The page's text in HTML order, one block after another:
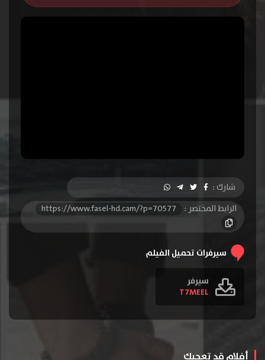
شارك :
الرابط المختصر :
https://www.fasel-hd.cam/?p=70577
سيرفرات تحميل الفيلم
سيرفر
T7MEEL
أفلام قد تعجبك